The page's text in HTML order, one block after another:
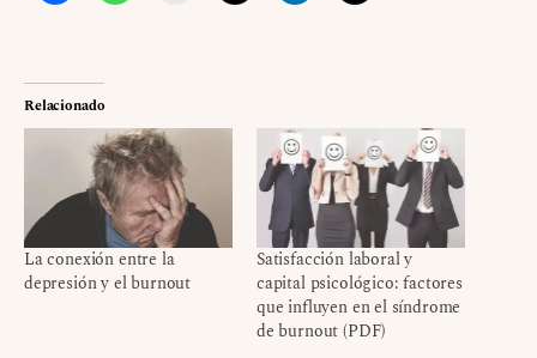
Relacionado
La conexión entre la
depresión y el burnout
Satisfacción laboral y
capital psicológico: factores
que influyen en el síndrome
de burnout (PDF)